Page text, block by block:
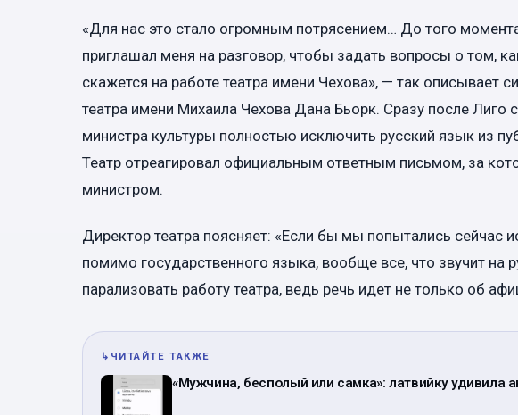
«Для нас это стало огромным потрясением… До того
приглашал меня на разговор, чтобы задать вопросы о том,
скажется на работе театра имени Чехова», — так описывает
театра имени Михаила Чехова Дана Бьорк. Сразу после Лиго
министра культуры полностью исключить русский язык из
Театр отреагировал официальным ответным письмом, за
министром.
Директор театра поясняет: «Если бы мы попытались сейчас
помимо государственного языка, вообще все, что звучит на
парализовать работу театра, ведь речь идет не только об
↳ ЧИТАЙТЕ ТАКЖЕ
«Мужчина, бесполый или самка»: латвийку удивила